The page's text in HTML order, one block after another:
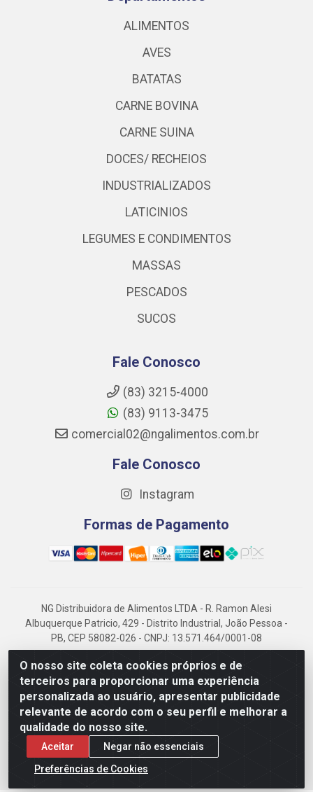
O nosso site coleta cookies próprios e de
terceiros para proporcionar uma experiência
personalizada ao usuário, apresentar publicidade
relevante de acordo com o seu perfil e melhorar a
qualidade do nosso site.
Aceitar
Negar não essenciais
Preferências de Cookies
ALIMENTOS
AVES
BATATAS
CARNE BOVINA
CARNE SUINA
DOCES/ RECHEIOS
INDUSTRIALIZADOS
LATICINIOS
LEGUMES E CONDIMENTOS
MASSAS
PESCADOS
SUCOS
Fale Conosco
(83) 3215-4000
(83) 9113-3475
comercial02@ngalimentos.com.br
Fale Conosco
Instagram
Formas de Pagamento
NG Distribuidora de Alimentos LTDA - R. Ramon Alesi
Albuquerque Patricio, 429 - Distrito Industrial, João Pessoa -
PB, CEP 58082-026 - CNPJ: 13.571.464/0001-08
NG Alimentos, há mais de 14 anos no mercado paraibano, é
referência em frigorificados, destacando-se pela logística
eficiente e excelência.